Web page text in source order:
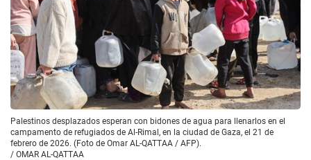
Palestinos desplazados esperan con bidones de agua para llenarlos en el
campamento de refugiados de Al-Rimal, en la ciudad de Gaza, el 21 de
febrero de 2026. (Foto de Omar AL-QATTAA / AFP).
/ OMAR AL-QATTAA